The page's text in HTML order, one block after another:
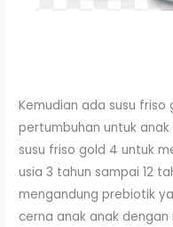
Kemudian ada susu friso
pertumbuhan untuk anak
susu friso gold 4 untuk
usia 3 tahun sampai 12
mengandung prebiotik
cerna anak anak